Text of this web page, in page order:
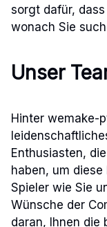
sorgt dafür,
wonach Sie
Unser
Hinter wemake-
Enthusiasten,
haben, um
Spieler wie Sie
Wünsche der
daran, Ihnen die